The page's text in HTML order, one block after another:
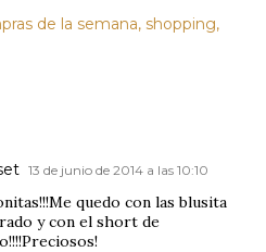
de la semana shopping
13 de junio de 2014 a las 10:10
quedo con las blusita
y con el short de